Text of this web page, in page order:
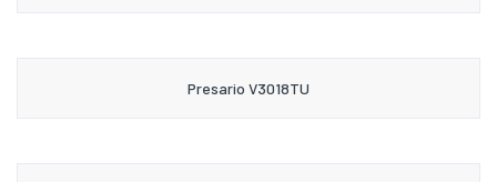
Presario V3018TU